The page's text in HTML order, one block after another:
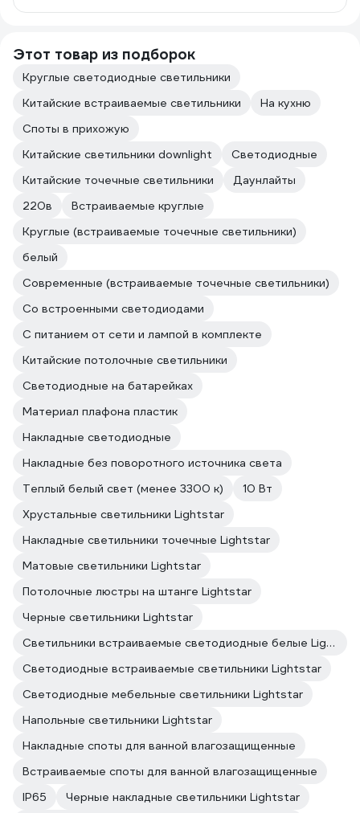
Этот товар из подборок
Круглые светодиодные светильники
Китайские встраиваемые светильники
На кухню
Споты в прихожую
Китайские светильники downlight
Светодиодные
Китайские точечные светильники
Даунлайты
220в
Встраиваемые круглые
Круглые (встраиваемые точечные светильники)
белый
Современные (встраиваемые точечные светильники)
Со встроенными светодиодами
С питанием от сети и лампой в комплекте
Китайские потолочные светильники
Светодиодные на батарейках
Материал плафона пластик
Накладные светодиодные
Накладные без поворотного источника света
Теплый белый свет (менее 3300 к)
10 Вт
Хрустальные светильники Lightstar
Накладные светильники точечные Lightstar
Матовые светильники Lightstar
Потолочные люстры на штанге Lightstar
Черные светильники Lightstar
Светильники встраиваемые светодиодные белые Lightstar
Светодиодные встраиваемые светильники Lightstar
Светодиодные мебельные светильники Lightstar
Напольные светильники Lightstar
Накладные споты для ванной влагозащищенные
Встраиваемые споты для ванной влагозащищенные
IP65
Черные накладные светильники Lightstar